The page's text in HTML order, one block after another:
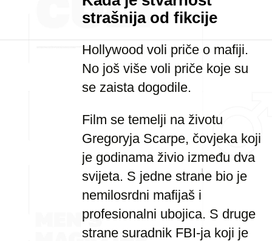
strašnija od fikcije
Hollywood voli priče o mafiji.
No još više voli priče koje su
se zaista dogodile.
Film se temelji na životu
Gregoryja Scarpe, čovjeka koji
je godinama živio između dva
svijeta. S jedne strane bio je
nemilosrdni mafijaš i
profesionalni ubojica. S druge
strane suradnik FBI-ja koji je